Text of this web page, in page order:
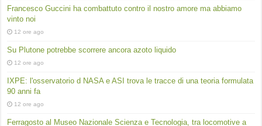
Francesco Guccini ha combattuto contro il nostro amore ma abbiamo
vinto noi
12 ore ago
Su Plutone potrebbe scorrere ancora azoto liquido
12 ore ago
IXPE: l'osservatorio d NASA e ASI trova le tracce di una teoria formulata
90 anni fa
12 ore ago
Ferragosto al Museo Nazionale Scienza e Tecnologia, tra locomotive a